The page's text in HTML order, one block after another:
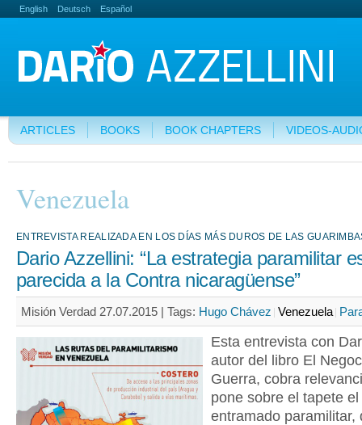
English Deutsch Español
ARTICLES BOOKS BOOK CHAPTERS VIDEOS-
Venezuela
ENTREVISTA REALIZADA EN LOS DÍAS MÁS DUROS DE LAS
Dario Azzellini: “La estrategia paramilitar
parecida a la Contra nicaragüense”
Misión Verdad 27.07.2015 | Tags: Hugo Chávez Venezuela
Esta entrevista con
autor del libro El
Guerra, cobra
pone sobre el tapete
entramado paramilitar,